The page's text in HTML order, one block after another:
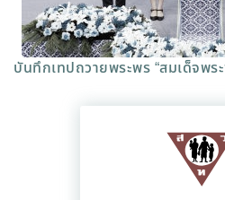
บันทึกเทปถวายพระพร “สมเด็จพร